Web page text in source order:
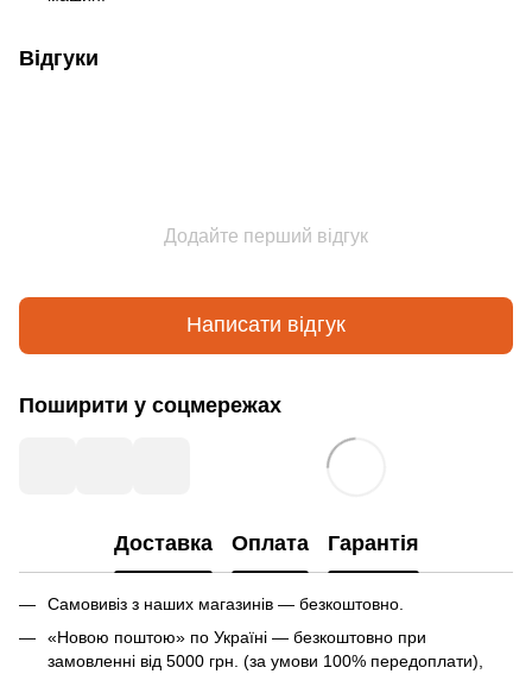
Відгуки
Додайте перший відгук
Написати відгук
Поширити у соцмережах
Доставка Оплата Гарантія
Самовивіз з наших магазинів — безкоштовно.
«Новою поштою» по Україні — безкоштовно при
замовленні від 5000 грн. (за умови 100% передоплати),